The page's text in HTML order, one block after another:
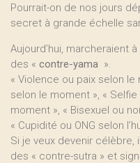
Pourrait-on de nos jours
secret à grande échelle
Aujourd’hui, marcheraient
des « contre-yama ».
« Violence ou paix selon
selon le moment », «
moment », « Bisexuel ou
« Cupidité ou ONG selon
Si je veux devenir
des « contre-sutra » et